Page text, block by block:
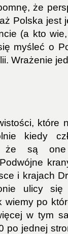
że
Polska jest
(a kto
myśleć o
Wrażenie
które
kiedy
że są one
i krajach
ulicy się
wiemy po
w tym
po jednej